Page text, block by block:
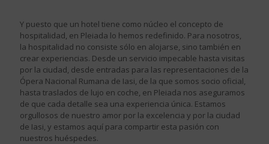
Y puesto que un hotel tiene como núcleo el concepto de
hospitalidad, en Pleiada lo hemos redefinido. Para nosotros,
la hospitalidad no consiste sólo en alojarse, sino también en
crear experiencias. Desde un servicio impecable hasta visitas
por la ciudad, desde entradas para las representaciones de la
Ópera Nacional Rumana de Iasi, de la que somos socio oficial,
hasta traslados de lujo en coche, en Pleiada nos aseguramos
de que cada detalle sea una experiencia única. Estamos
orgullosos de nuestro amor por la excelencia y por la ciudad
de Iasi, y estamos aquí para compartir esta pasión con
nuestros huéspedes.